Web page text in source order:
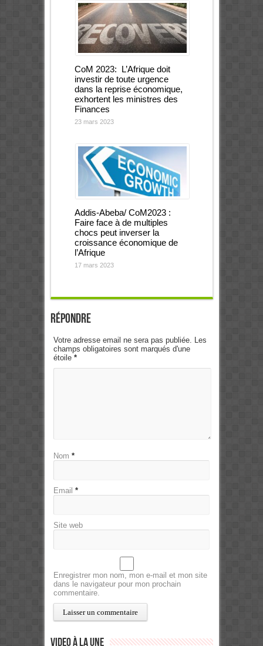
CoM 2023: L’Afrique doit
investir de toute urgence
dans la reprise économique,
exhortent les ministres des
Finances
23 mars 2023
Addis-Abeba/ CoM2023 :
Faire face à de multiples
chocs peut inverser la
croissance économique de
l’Afrique
17 mars 2023
Répondre
Votre adresse email ne sera pas publiée. Les
champs obligatoires sont marqués d'une
étoile *
Nom *
Email *
Site web
Enregistrer mon nom, mon e-mail et mon site
dans le navigateur pour mon prochain
commentaire.
Video à la Une